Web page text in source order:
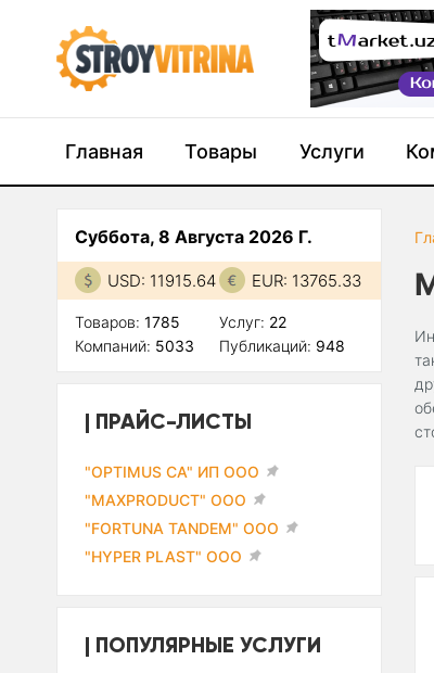
Главная Товары Услуги
Суббота, 8 Августа 2026 Г.
USD: 11915.64 EUR: 13765.33
Товаров: 1785
Компаний: 5033
Услуг: 22
Публикаций: 948
ПРАЙС-ЛИСТЫ
"OPTIMUS CA" ИП ООО
"MAXPRODUCT" ООО
"FORTUNA TANDEM" ООО
"HYPER PLAST" ООО
ПОПУЛЯРНЫЕ УСЛУГИ